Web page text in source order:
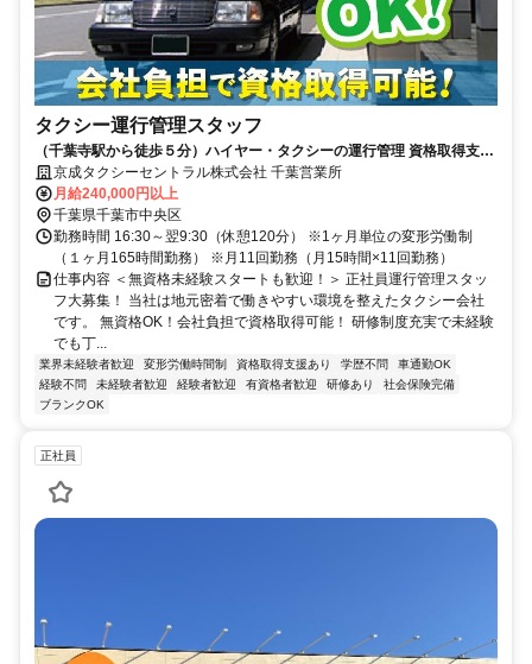
タクシー運行管理スタッフ
（千葉寺駅から徒歩５分）ハイヤー・タクシーの運行管理 資格取得支援
制度があるので未経験の方も大歓迎
京成タクシーセントラル株式会社 千葉営業所
月給240,000円以上
千葉県千葉市中央区
勤務時間 16:30～翌9:30（休憩120分） ※1ヶ月単位の変形労働制
（１ヶ月165時間勤務） ※月11回勤務（月15時間×11回勤務）
仕事内容 ＜無資格未経験スタートも歓迎！＞ 正社員運行管理スタッ
フ大募集！ 当社は地元密着で働きやすい環境を整えたタクシー会社
です。 無資格OK！会社負担で資格取得可能！ 研修制度充実で未経験
でも丁...
業界未経験者歓迎 変形労働時間制 資格取得支援あり 学歴不問
車通勤OK
経験不問
未経験者歓迎 経験者歓迎 有資格者歓迎 研修あり
社会保険完備
ブランクOK
正社員